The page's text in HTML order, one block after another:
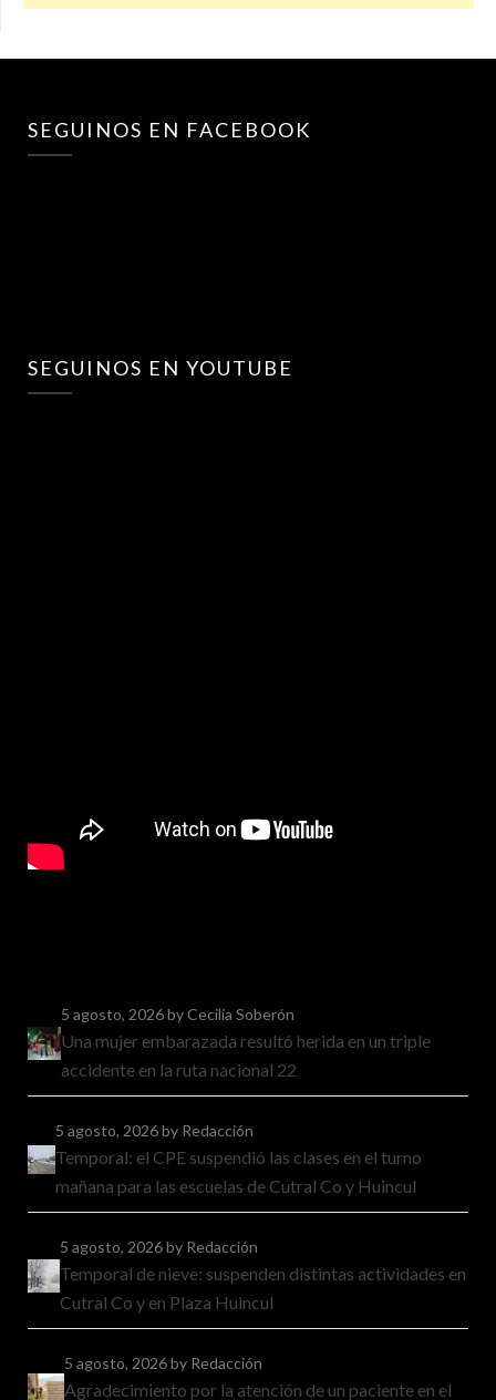
SEGUINOS EN FACEBOOK
SEGUINOS EN YOUTUBE
5 agosto, 2026by Cecilia Soberón
Una mujer embarazada resultó herida en un triple
accidente en la ruta nacional 22
5 agosto, 2026by Redacción
Temporal: el CPE suspendió las clases en el turno
mañana para las escuelas de Cutral Co y Huincul
5 agosto, 2026by Redacción
Temporal de nieve: suspenden distintas actividades en
Cutral Co y en Plaza Huincul
5 agosto, 2026by Redacción
Agradecimiento por la atención de un paciente en el